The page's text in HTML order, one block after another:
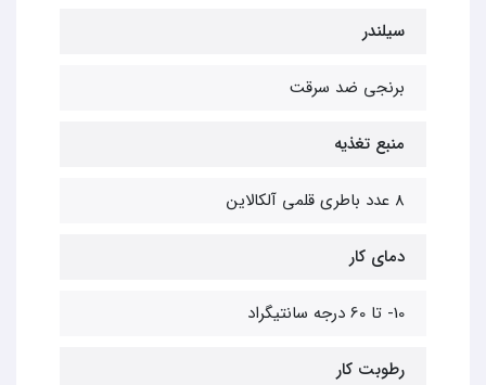
سیلندر
برنجی ضد سرقت
منبع تغذیه
8 عدد باطری قلمی آلکالاین
دمای کار
10- تا 60 درجه سانتیگراد
رطوبت کار